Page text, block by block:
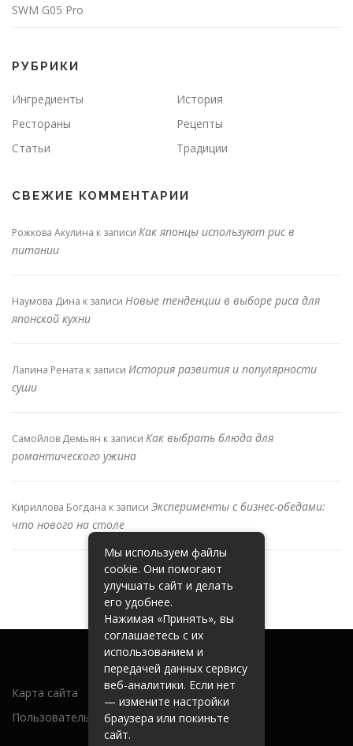
SWM G05 Pro
РУБРИКИ
Ингредиенты
История
Рестораны
Рецепты
Статьи
Традиции
СВЕЖИЕ КОММЕНТАРИИ
Рожкова Акулина к записи Как японцы используют рис в
питании
Наумова Дина к записи Новые тенденции в выборе риса для
японской кухни
Лапина Рената к записи История развития и популярности
суши
Самойлов Демьян к записи Как выбрать блюда для
романтического ужина
Кириллова Богдана к записи Эксперименты с бизнес-обедами:
что нового на столе
Карта сайта
Пользовательское соглашение
Мы используем файлы
cookie. Они помогают
улучшать сайт и делать
его удобнее.
Нажимая «Принять», вы
соглашаетесь с их
использованием и
передачей данных сервису
веб-аналитики. Если нет
— измените настройки
браузера или покиньте
сайт.